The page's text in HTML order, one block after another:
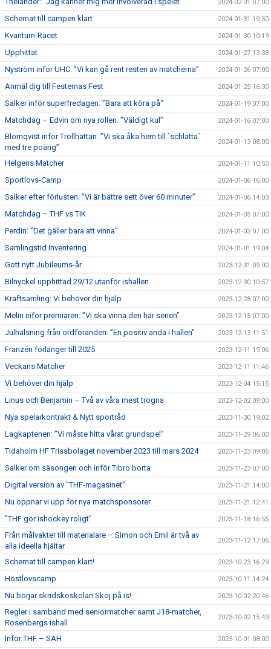
2024-02-01 07:00
Schemat till campen klart 2024-01-31 19:50
Kvantum-Racet 2024-01-30 10:19
Upphittat 2024-01-27 13:38
Nyström inför UHC: ”Vi kan gå rent resten av matcherna” 2024-01-26 07:00
Anmäl dig till Festernas Fest 2024-01-25 16:30
Salker inför superfredagen: ”Bara att köra på" 2024-01-19 07:00
Matchdag – Edvin om nya rollen: ”Väldigt kul” 2024-01-16 07:00
Blomqvist inför Trollhättan: ”Vi ska åka hem till `schlätta´
med tre poäng”
2024-01-13 08:00
Helgens Matcher 2024-01-11 10:50
Sportlovs-Camp 2024-01-06 16:00
Salker efter förlusten: ”Vi är bättre sett över 60 minuter” 2024-01-06 14:03
Matchdag – THF vs TIK 2024-01-05 07:00
Perdin: ”Det gäller bara att vinna” 2024-01-03 07:00
Samlingstid Inventering 2024-01-01 19:04
Gott nytt Jubileums-år 2023-12-31 09:00
Bilnyckel upphittad 29/12 utanför ishallen 2023-12-30 10:57
Kraftsamling: Vi behöver din hjälp 2023-12-28 07:00
Melin inför premiären: ”Vi ska vinna den här serien” 2023-12-15 07:00
Julhälsning från ordföranden: ”En positiv anda i hallen” 2023-12-13 11:51
Franzén förlänger till 2025 2023-12-11 19:06
Veckans Matcher 2023-12-11 11:46
Vi behöver din hjälp 2023-12-04 15:15
Linus och Benjamin – Två av våra mest trogna 2023-12-02 09:00
Nya spelarkontrakt & Nytt sportråd 2023-11-30 19:02
Lagkaptenen: ”Vi måste hitta vårat grundspel” 2023-11-29 06:00
Tidaholm HF Trissbolaget november 2023 till mars 2024 2023-11-23 09:05
Salker om säsongen och inför Tibro borta 2023-11-23 07:00
Digital version av "THF-magasinet" 2023-11-21 14:00
Nu öppnar vi upp för nya matchsponsorer 2023-11-21 12:41
”THF gör ishockey roligt" 2023-11-18 16:55
Från målvakter till materialare – Simon och Emil är två av
alla ideella hjältar
2023-11-12 17:06
Schemat till campen klart! 2023-10-23 16:29
Höstlovscamp 2023-10-11 14:24
Nu börjar skridskoskolan Skoj på is! 2023-10-02 20:46
Regler i samband med seniormatcher samt J18-matcher,
Rosenbergs ishall
2023-10-02 15:43
Inför THF – SAH 2023-10-01 08:00